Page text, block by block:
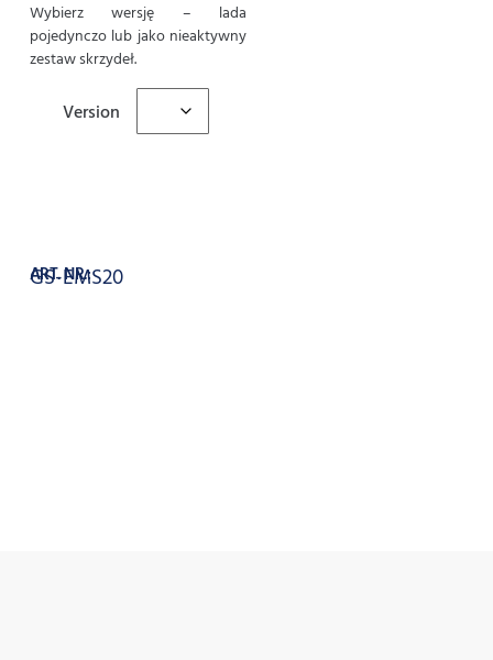
Wybierz wersję – lada
pojedynczo lub jako nieaktywny
zestaw skrzydeł.
Version
ART. NR.:
GS-EMS20